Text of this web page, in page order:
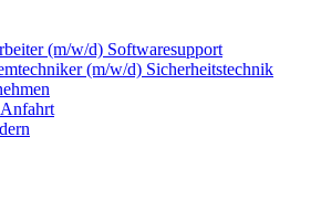
(m/w/d) Softwaresupport
(m/w/d) Sicherheitstechnik